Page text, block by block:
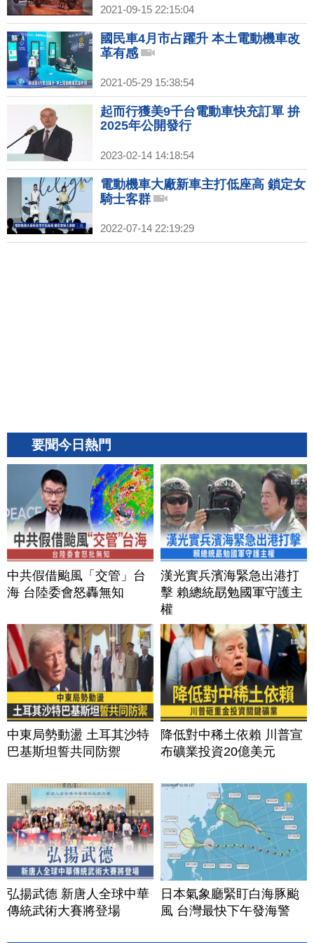
2021-09-15 22:15:04
國民車4月市占躍升 本土電動機車改
革有感
2021-05-29 15:38:54
起而行獲美9千台電動車快充訂單 拚
2025年公開發行
2023-02-14 14:18:54
電動機車大廠新車主打低座高 鎖定女
騎士客群
2022-07-14 22:19:29
要聞今日熱門
中共假借颱風「交管」台
海 台陸委會怒轟無知
漢光實兵濱海緊急出港打
擊 賴總統勗勉國軍守護主
權
中東局勢動盪 土耳其沙特
巴基斯坦誓共同防禦
降低對中稀土依賴 川普宣
布礦業投資20億美元
弘揚武德 新唐人全球中華
傳統武術大賽將登場
日本氣象廳緊盯白海豚颱
風 台灣最快下午發海警